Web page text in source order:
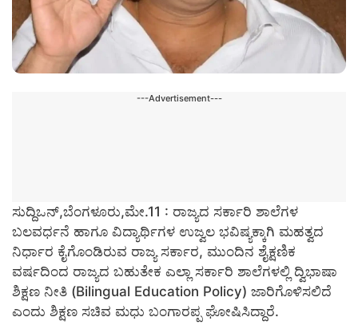
---Advertisement---
ಸುದ್ದಿಒನ್,ಬೆಂಗಳೂರು,ಮೇ.11 : ರಾಜ್ಯದ ಸರ್ಕಾರಿ ಶಾಲೆಗಳ
ಬಲವರ್ಧನೆ ಹಾಗೂ ವಿದ್ಯಾರ್ಥಿಗಳ ಉಜ್ವಲ ಭವಿಷ್ಯಕ್ಕಾಗಿ ಮಹತ್ವದ
ನಿರ್ಧಾರ ಕೈಗೊಂಡಿರುವ ರಾಜ್ಯ ಸರ್ಕಾರ, ಮುಂದಿನ ಶೈಕ್ಷಣಿಕ
ವರ್ಷದಿಂದ ರಾಜ್ಯದ ಬಹುತೇಕ ಎಲ್ಲಾ ಸರ್ಕಾರಿ ಶಾಲೆಗಳಲ್ಲಿ ದ್ವಿಭಾಷಾ
ಶಿಕ್ಷಣ ನೀತಿ (Bilingual Education Policy) ಜಾರಿಗೊಳಿಸಲಿದೆ
ಎಂದು ಶಿಕ್ಷಣ ಸಚಿವ ಮಧು ಬಂಗಾರಪ್ಪ ಘೋಷಿಸಿದ್ದಾರೆ.